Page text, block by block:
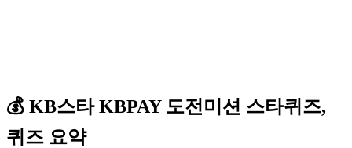
💰 KB스타 KBPAY 도전미션 스타퀴즈,
퀴즈 요약